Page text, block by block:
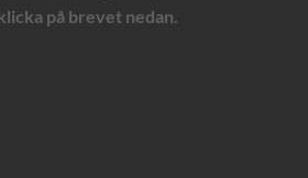
på brevet nedan.